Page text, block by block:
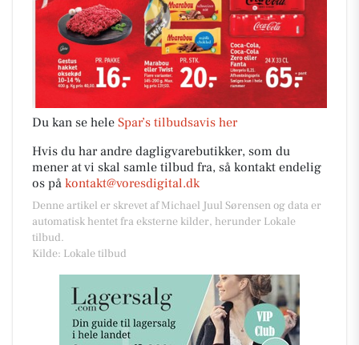
Du kan se hele Spar’s tilbudsavis her
Hvis du har andre dagligvarebutikker, som du
mener at vi skal samle tilbud fra, så kontakt endelig
os på kontakt@voresdigital.dk
Denne artikel er skrevet af Michael Juul Sørensen og data er
automatisk hentet fra eksterne kilder, herunder Lokale
tilbud.
Kilde: Lokale tilbud